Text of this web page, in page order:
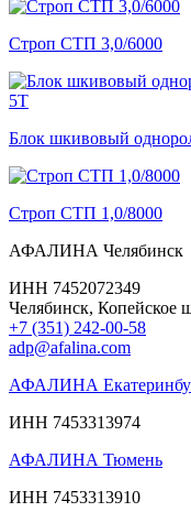
Строп СТП 3,0/6000
Блок шкивовый
Строп СТП 1,0/8000
АФАЛИНА Челябинск
ИНН 7452072349
Челябинск, Копейское
+7 (351) 242-00-58
adp@afalina.com
АФАЛИНА
ИНН 7453313974
АФАЛИНА Тюмень
ИНН 7453313910